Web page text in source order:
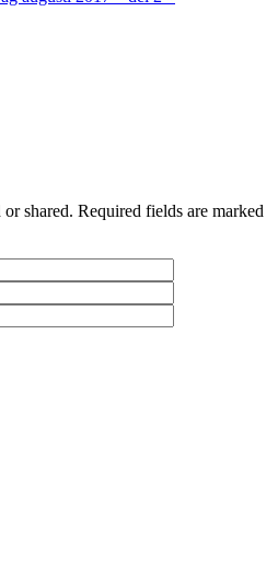
shared. Required fields are marked